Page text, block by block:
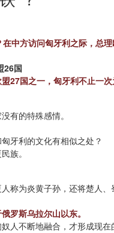
中方访问匈牙利之际，总
26国
27国之一，匈牙利不止一
有的特殊感情。
牙利的文化有相似之处？
族。
称为炎黄子孙，还将楚人
罗斯乌拉尔山以东。
人不断地融合，才形成现